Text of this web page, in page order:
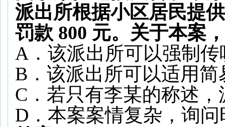
派出所根据小区居民提
罚款 800 元。 关于本案
A．该派出所可以强制传
B．该派出所可以适用
C．若只有李某的称述
D．本案案情复杂，询